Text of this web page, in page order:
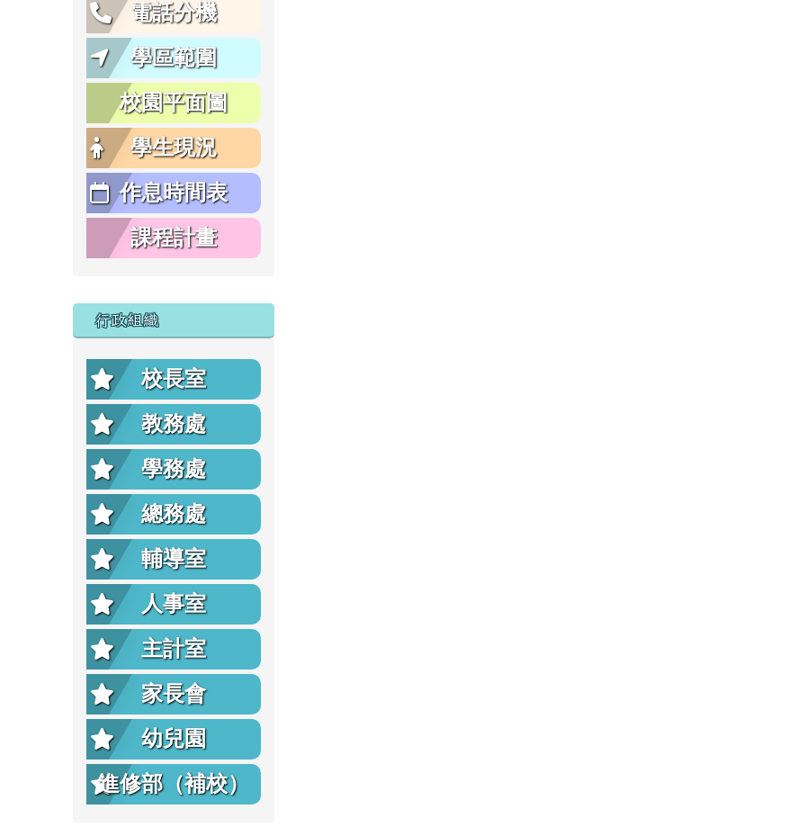
電話分機
學區範圍
校園平面圖
學生現況
作息時間表
課程計畫
行政組織
校長室
教務處
學務處
總務處
輔導室
人事室
主計室
家長會
幼兒園
進修部（補校）